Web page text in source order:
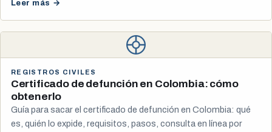
Leer más →
REGISTROS CIVILES
Certificado de defunción en Colombia: cómo
obtenerlo
Guía para sacar el certificado de defunción en Colombia: qué
es, quién lo expide, requisitos, pasos, consulta en línea por